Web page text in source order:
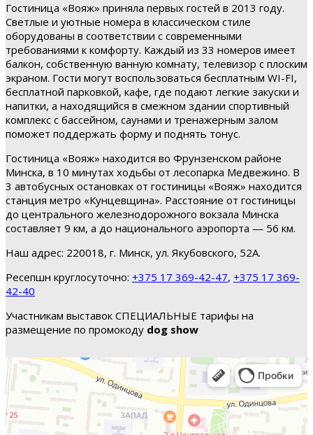
Гостиница «Вояж» приняла первых гостей в 2013 году.
Светлые и уютные номера в классическом стиле
оборудованы в соответствии с современными
требованиями к комфорту. Каждый из 33 номеров имеет
балкон, собственную ванную комнату, телевизор с плоским
экраном. Гости могут воспользоваться бесплатным WI-FI,
бесплатной парковкой, кафе, где подают легкие закуски и
напитки, а находящийся в смежном здании спортивный
комплекс с бассейном, саунами и тренажерным залом
поможет поддержать форму и поднять тонус.
Гостиница «Вояж» находится во Фрунзенском районе
Минска, в 10 минутах ходьбы от лесопарка Медвежино. В
3 автобусных остановках от гостиницы «Вояж» находится
станция метро «Кунцевщина». Расстояние от гостиницы
до центрального железнодорожного вокзала Минска
составляет 9 км, а до национального аэропорта — 56 км.
Наш адрес: 220018, г. Минск, ул. Якубовского, 52А.
Ресепшн круглосуточно: +375 17 369-42-47, +375 17 369-
42-40
Участникам выставок СПЕЦИАЛЬНЫЕ тарифы на
размещение по промокоду dog show